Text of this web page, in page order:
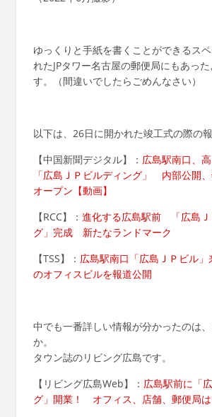
ゆっくりと手紙を書くことができるス
れたJPタワー名古屋の郵便局にもあっ
す。（間違いでしたらごめんなさい）
以下は、26日に開かれた竣工式の際の報
【中国新聞デジタル】： 広島駅南口、
「広島ＪＰビルディング」 内部公開
オープン【動画】
【RCC】： 進化する広島駅前 「広島Ｊ
グ」完成 新たなランドマーク
【TSS】： 広島駅南口「広島ＪＰビル
のオフィスビルを報道公開
中でも一番詳しい情報が分かったのは
か。
タウン誌のリビング広島です。
【 リビング広島Web】： 広島駅前に「
グ」開業！ オフィス、店舗、郵便局は